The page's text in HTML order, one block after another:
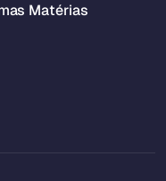
Matérias